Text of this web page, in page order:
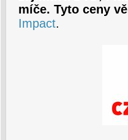
míče. Tyto ceny
Impact.